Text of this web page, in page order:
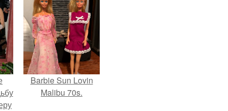
Barbie Sun Lovin
Malibu 70s.